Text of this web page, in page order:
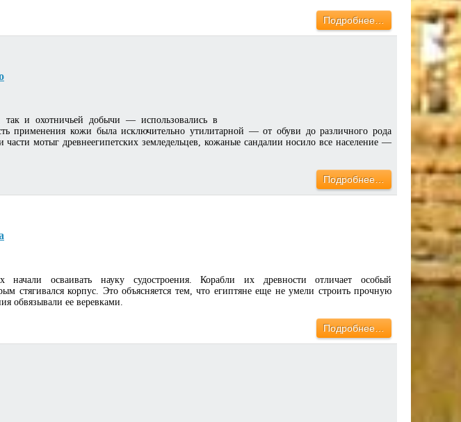
Подробнее…
и охотничьей добычи — использовались в
применения кожи была исключительно утилитарной — от обуви до различного рода
мотыг древнеегипетских земледельцев, кожаные сандалии носило все население —
Подробнее…
осваивать науку судостроения. Корабли их древности отличает особый
стягивался корпус. Это объясняется тем, что египтяне еще не умели строить прочную
обвязывали ее веревками.
Подробнее…